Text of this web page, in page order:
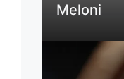
Meloni